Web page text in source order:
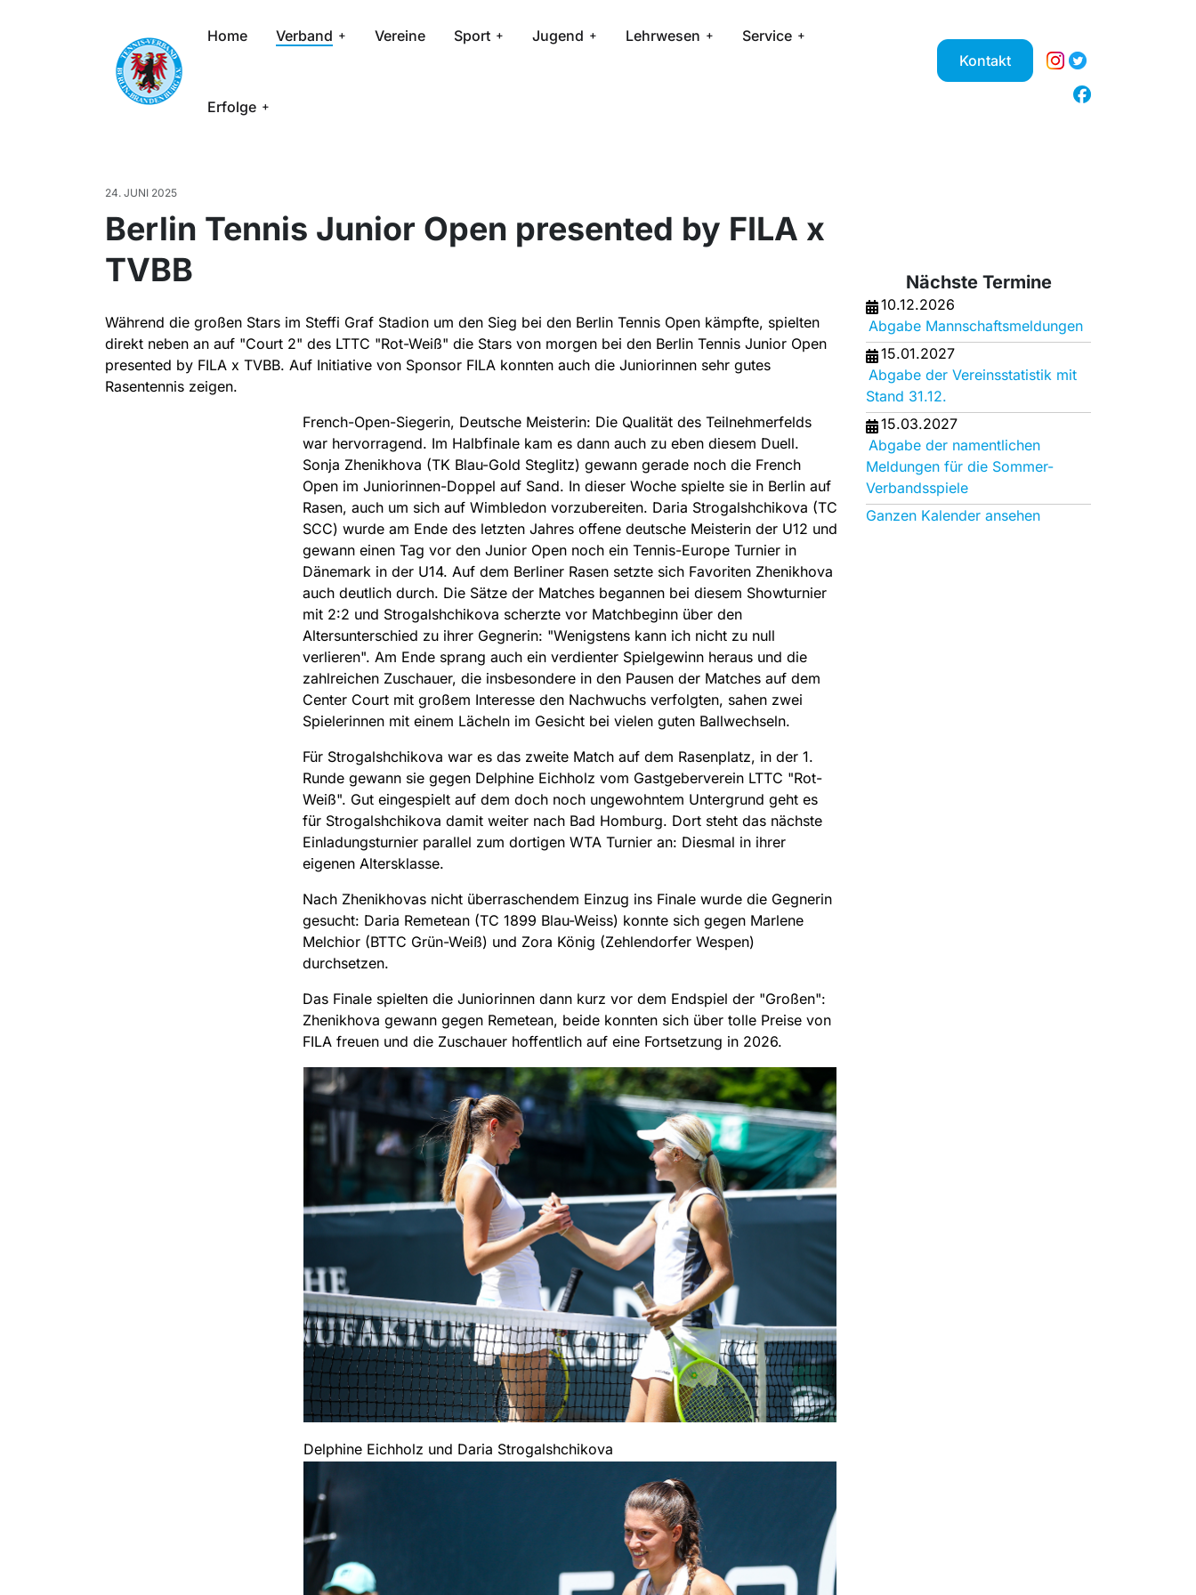
Home Verband Vereine Sport Jugend Lehrwesen Service
Erfolge
Kontakt
24. JUNI 2025
Berlin Tennis Junior Open presented by FILA x
TVBB
Während die großen Stars im Steffi Graf Stadion um den Sieg bei den Berlin Tennis Open kämpfte, spielten
direkt neben an auf "Court 2" des LTTC "Rot-Weiß" die Stars von morgen bei den Berlin Tennis Junior Open
presented by FILA x TVBB. Auf Initiative von Sponsor FILA konnten auch die Juniorinnen sehr gutes
Rasentennis zeigen.
French-Open-Siegerin, Deutsche Meisterin: Die Qualität des Teilnehmerfelds
war hervorragend. Im Halbfinale kam es dann auch zu eben diesem Duell.
Sonja Zhenikhova (TK Blau-Gold Steglitz) gewann gerade noch die French
Open im Juniorinnen-Doppel auf Sand. In dieser Woche spielte sie in Berlin auf
Rasen, auch um sich auf Wimbledon vorzubereiten. Daria Strogalshchikova (TC
SCC) wurde am Ende des letzten Jahres offene deutsche Meisterin der U12 und
gewann einen Tag vor den Junior Open noch ein Tennis-Europe Turnier in
Dänemark in der U14. Auf dem Berliner Rasen setzte sich Favoriten Zhenikhova
auch deutlich durch. Die Sätze der Matches begannen bei diesem Showturnier
mit 2:2 und Strogalshchikova scherzte vor Matchbeginn über den
Altersunterschied zu ihrer Gegnerin: "Wenigstens kann ich nicht zu null
verlieren". Am Ende sprang auch ein verdienter Spielgewinn heraus und die
zahlreichen Zuschauer, die insbesondere in den Pausen der Matches auf dem
Center Court mit großem Interesse den Nachwuchs verfolgten, sahen zwei
Spielerinnen mit einem Lächeln im Gesicht bei vielen guten Ballwechseln.
Für Strogalshchikova war es das zweite Match auf dem Rasenplatz, in der 1.
Runde gewann sie gegen Delphine Eichholz vom Gastgeberverein LTTC "Rot-
Weiß". Gut eingespielt auf dem doch noch ungewohntem Untergrund geht es
für Strogalshchikova damit weiter nach Bad Homburg. Dort steht das nächste
Einladungsturnier parallel zum dortigen WTA Turnier an: Diesmal in ihrer
eigenen Altersklasse.
Nach Zhenikhovas nicht überraschendem Einzug ins Finale wurde die Gegnerin
gesucht: Daria Remetean (TC 1899 Blau-Weiss) konnte sich gegen Marlene
Melchior (BTTC Grün-Weiß) und Zora König (Zehlendorfer Wespen)
durchsetzen.
Das Finale spielten die Juniorinnen dann kurz vor dem Endspiel der "Großen":
Zhenikhova gewann gegen Remetean, beide konnten sich über tolle Preise von
FILA freuen und die Zuschauer hoffentlich auf eine Fortsetzung in 2026.
Delphine Eichholz und Daria Strogalshchikova
Nächste Termine
10.12.2026
Abgabe Mannschaftsmeldungen
15.01.2027
Abgabe der Vereinsstatistik mit
Stand 31.12.
15.03.2027
Abgabe der namentlichen
Meldungen für die Sommer-
Verbandsspiele
Ganzen Kalender ansehen